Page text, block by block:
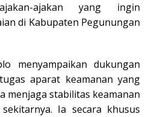
ajakan yang ingin
di Kabupaten Pegunungan
menyampaikan dukungan
aparat keamanan yang
menjaga stabilitas keamanan
Ia secara khusus